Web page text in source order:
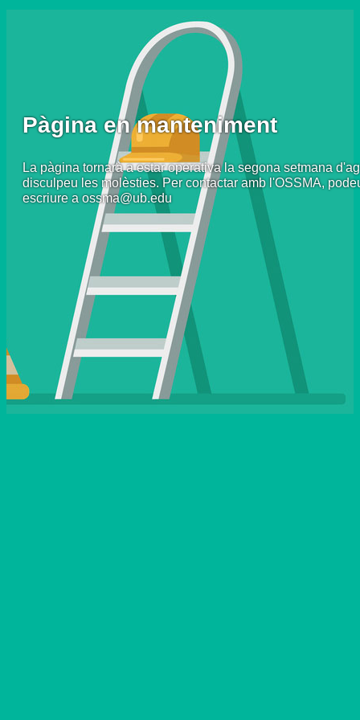
Pàgina en manteniment
La pàgina tornarà a estar operativa la segona setmana
disculpeu les molèsties. Per contactar amb l'OSSMA,
escriure a ossma@ub.edu